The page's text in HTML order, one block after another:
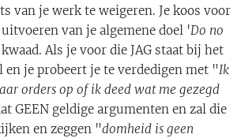
van je werk te weigeren. Je koos voor
van je algemene doel 'Do no
Als je voor die JAG staat bij het
je probeert je te verdedigen met "Ik
orders op of ik deed wat me gezegd
GEEN geldige argumenten en zal die
en zeggen "domheid is geen